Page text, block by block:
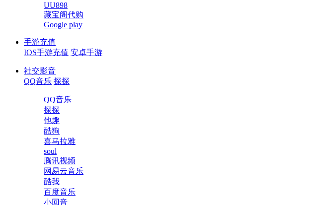
UU898
藏宝阁代购
Google play
手游充值
IOS手游充值 安卓手游
社交影音
QQ音乐 探探
QQ音乐
探探
他趣
酷狗
喜马拉雅
soul
腾讯视频
网易云音乐
酷我
百度音乐
小回音